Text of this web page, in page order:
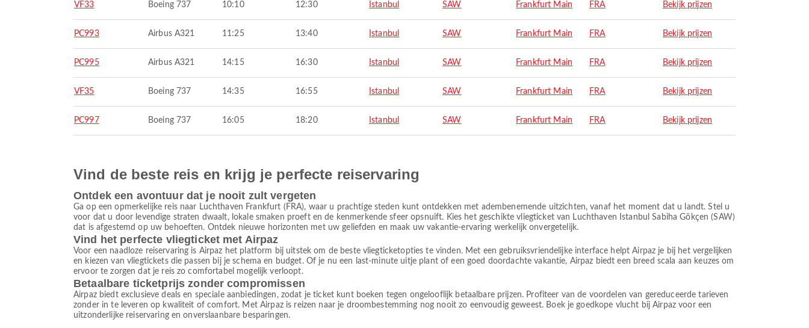
VF33 Boeing 737 10:10 12:30 Istanbul SAW Frankfurt Main FRA Bekijk prijzen
PC993 Airbus A321 11:25 13:40 Istanbul SAW Frankfurt Main FRA Bekijk prijzen
PC995 Airbus A321 14:15 16:30 Istanbul SAW Frankfurt Main FRA Bekijk prijzen
VF35 Boeing 737 14:35 16:55 Istanbul SAW Frankfurt Main FRA Bekijk prijzen
PC997 Boeing 737 16:05 18:20 Istanbul SAW Frankfurt Main FRA Bekijk prijzen
Vind de beste reis en krijg je perfecte reiservaring
Ontdek een avontuur dat je nooit zult vergeten
Ga op een opmerkelijke reis naar Luchthaven Frankfurt (FRA), waar u prachtige steden kunt ontdekken met adembenemende uitzichten, vanaf het moment dat u landt. Stel u
voor dat u door levendige straten dwaalt, lokale smaken proeft en de kenmerkende sfeer opsnuift. Kies het geschikte vliegticket van Luchthaven Istanbul Sabiha Gökçen (SAW)
dat is afgestemd op uw behoeften. Ontdek nieuwe horizonten met uw geliefden en maak uw vakantie-ervaring werkelijk onvergetelijk.
Vind het perfecte vliegticket met Airpaz
Voor een naadloze reiservaring is Airpaz het platform bij uitstek om de beste vliegticketopties te vinden. Met een gebruiksvriendelijke interface helpt Airpaz je bij het vergelijken
en kiezen van vliegtickets die passen bij je schema en budget. Of je nu een last-minute uitje plant of een goed doordachte vakantie, Airpaz biedt een breed scala aan keuzes om
ervoor te zorgen dat je reis zo comfortabel mogelijk verloopt.
Betaalbare ticketprijs zonder compromissen
Airpaz biedt exclusieve deals en speciale aanbiedingen, zodat je ticket kunt boeken tegen ongelooflijk betaalbare prijzen. Profiteer van de voordelen van gereduceerde tarieven
zonder in te leveren op kwaliteit of comfort. Met Airpaz is reizen naar je droombestemming nog nooit zo eenvoudig geweest. Boek je goedkope vlucht bij Airpaz voor een
uitzonderlijke reiservaring en onverslaanbare besparingen.